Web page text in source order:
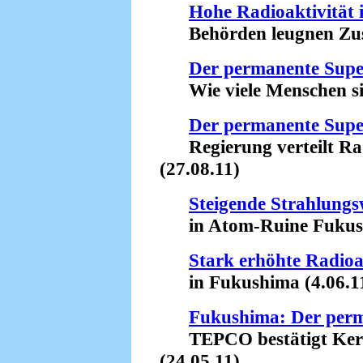
Hohe Radioaktivität
Behörden leugnen
Der permanente
Wie viele Menschen
Der permanente
Regierung verteilt
(27.08.11)
Steigende
in Atom-Ruine
Stark erhöhte
in Fukushima
Fukushima: Der
TEPCO bestätigt